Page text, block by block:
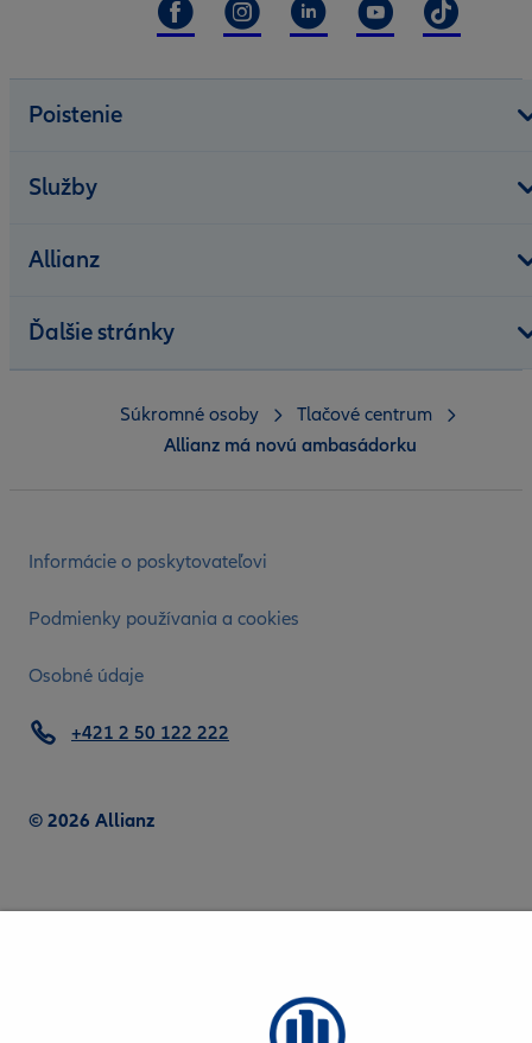
Poistenie
Služby
Allianz
Ďalšie stránky
Informácie o poskytovateľovi
Podmienky používania a cookies
Osobné údaje
© 2026 Allianz
+421 2 50 122 222
Súkromné osoby
Tlačové centrum
Allianz má novú ambasádorku